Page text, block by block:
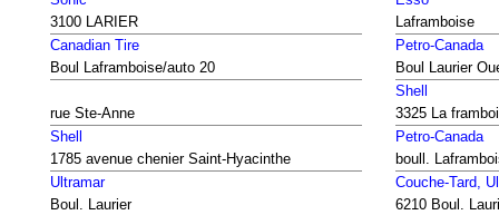
3100 LARIER
Laframboise
Canadian Tire
Boul Laframboise/auto 20
Petro-Canada
Boul Laurier
rue Ste-Anne
Shell
3325 La
Shell
1785 avenue chenier Saint-Hyacinthe
Petro-Canada
boull.
Ultramar
Boul. Laurier
Couche-Tard,
6210 Boul.